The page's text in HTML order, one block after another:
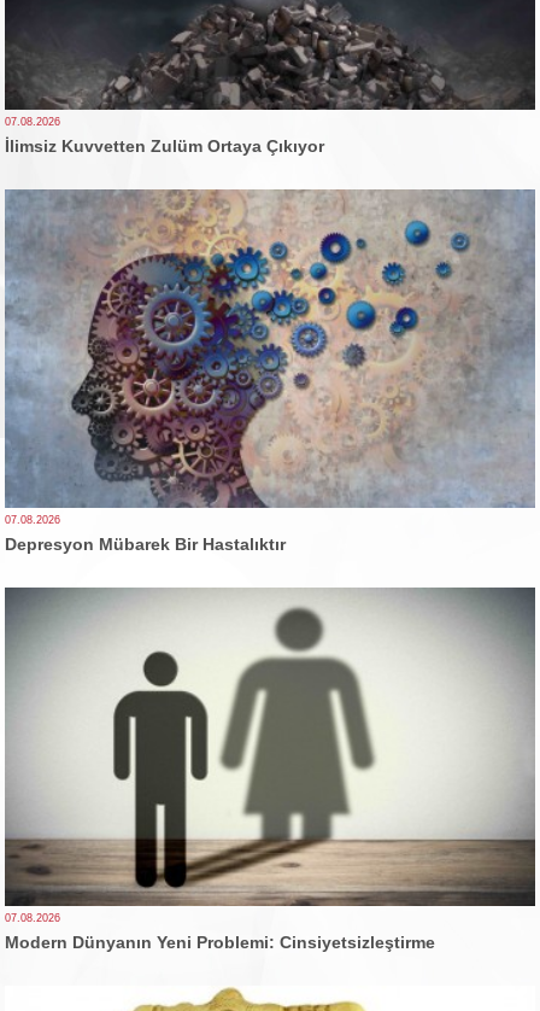
07.08.2026
İlimsiz Kuvvetten Zulüm Ortaya Çıkıyor
07.08.2026
Depresyon Mübarek Bir Hastalıktır
07.08.2026
Modern Dünyanın Yeni Problemi: Cinsiyetsizleştirme